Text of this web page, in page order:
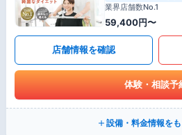
業界店舗数No.1
59,400円〜
店舗情報を確認
体験・相談予
設備・料金情報を